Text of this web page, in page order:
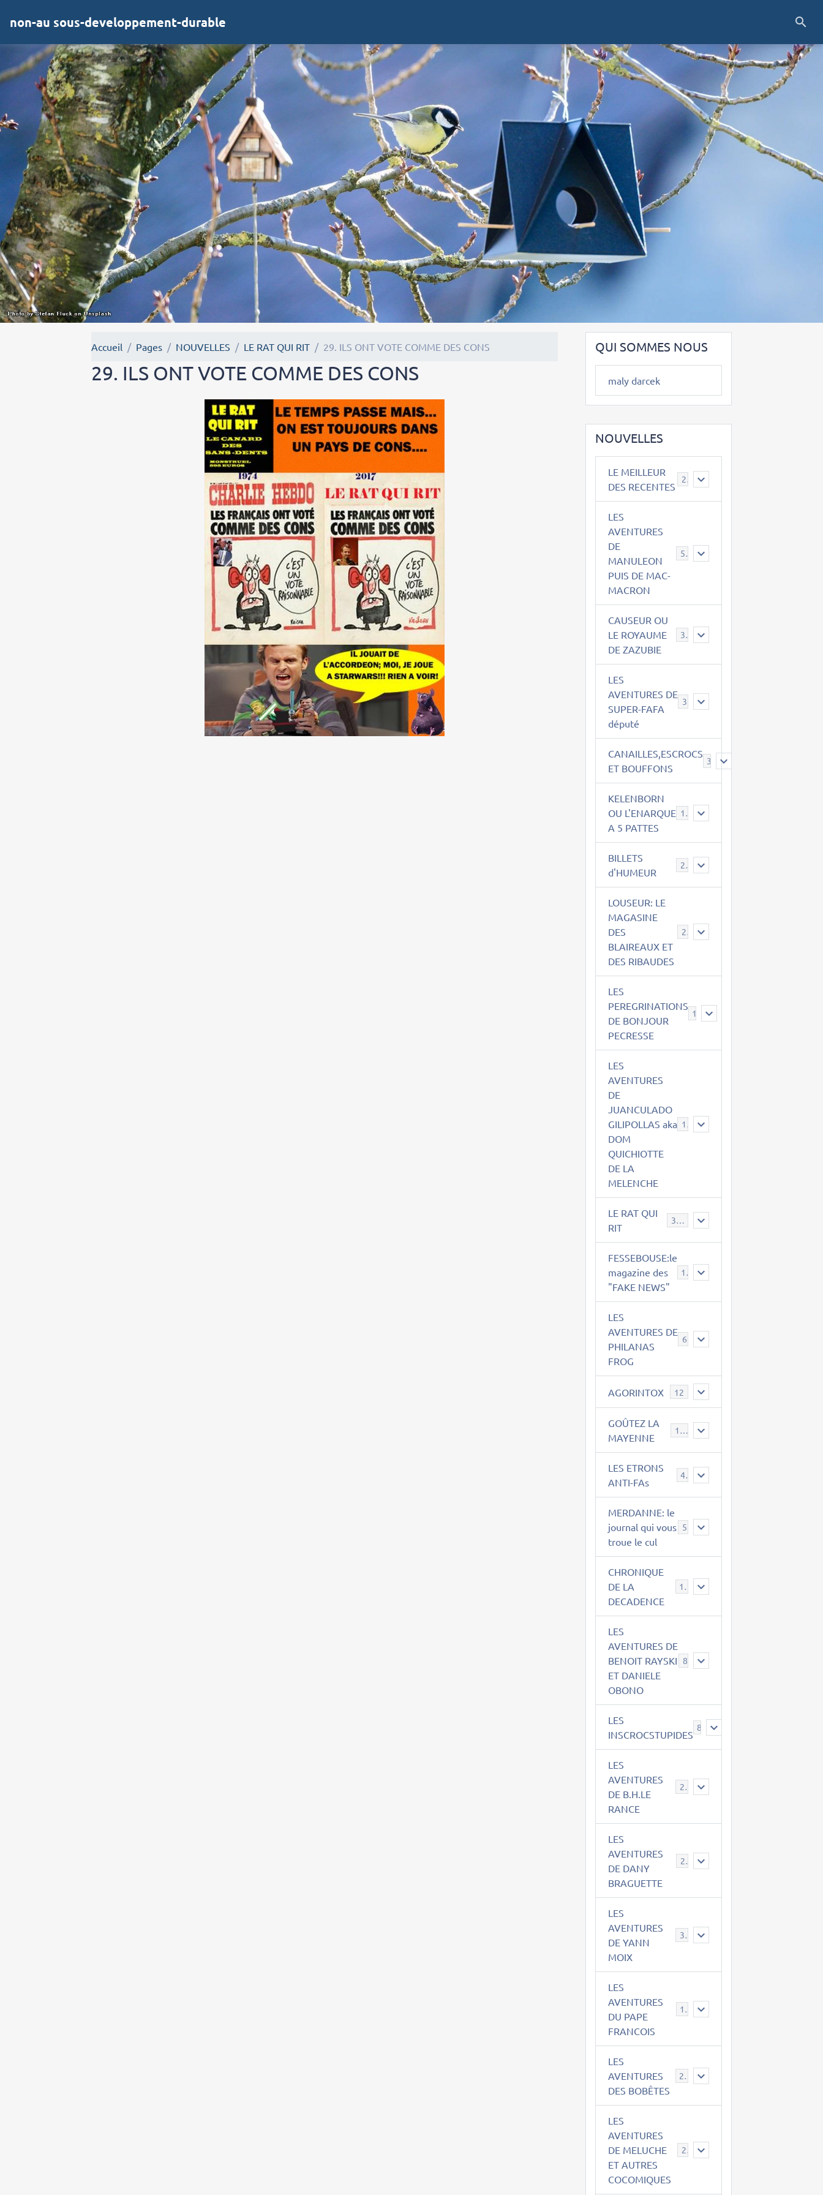
non-au sous-developpement-durable
Accueil Pages NOUVELLES LE RAT QUI RIT 29. ILS ONT VOTE COMME DES CONS
29. ILS ONT VOTE COMME DES CONS
QUI SOMMES NOUS
maly darcek
NOUVELLES
LE MEILLEUR
DES RECENTES
2
LES
AVENTURES
DE
MANULEON
PUIS DE MAC-
MACRON
543
CAUSEUR OU
LE ROYAUME
DE ZAZUBIE
38
LES
AVENTURES DE
SUPER-FAFA
député
CANAILLES,ESCROCS
ET BOUFFONS
385
KELENBORN
OU L'ENARQUE
A 5 PATTES
14
BILLETS
d'HUMEUR
2
LOUSEUR: LE
MAGASINE
DES
BLAIREAUX ET
DES RIBAUDES
21
LES
PEREGRINATIONS
DE BONJOUR
PECRESSE
14
LES
AVENTURES
DE
JUANCULADO
GILIPOLLAS aka
DOM
QUICHIOTTE
DE LA
MELENCHE
119
LE RAT QUI
RIT
395
FESSEBOUSE:le
magazine des
"FAKE NEWS"
19
LES
AVENTURES DE
PHILANAS
FROG
AGORINTOX 12
GOÛTEZ LA
MAYENNE
189
LES ETRONS
ANTI-FAs
4
MERDANNE: le
journal qui vous
troue le cul
CHRONIQUE
DE LA
DECADENCE
12
LES
AVENTURES DE
BENOIT RAYSKI
ET DANIELE
OBONO
LES
INSCROCSTUPIDES
8
LES
AVENTURES
DE B.H.LE
RANCE
21
LES
AVENTURES
DE DANY
BRAGUETTE
29
LES
AVENTURES
DE YANN
MOIX
39
LES
AVENTURES
DU PAPE
FRANCOIS
15
LES
AVENTURES
DES BOBÊTES
23
LES
AVENTURES
DE MELUCHE
ET AUTRES
COCOMIQUES
22